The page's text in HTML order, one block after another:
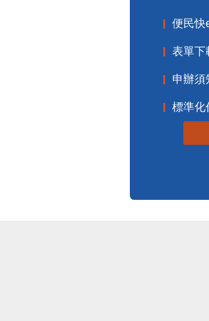
便民快
表單下
申辦須
標準化